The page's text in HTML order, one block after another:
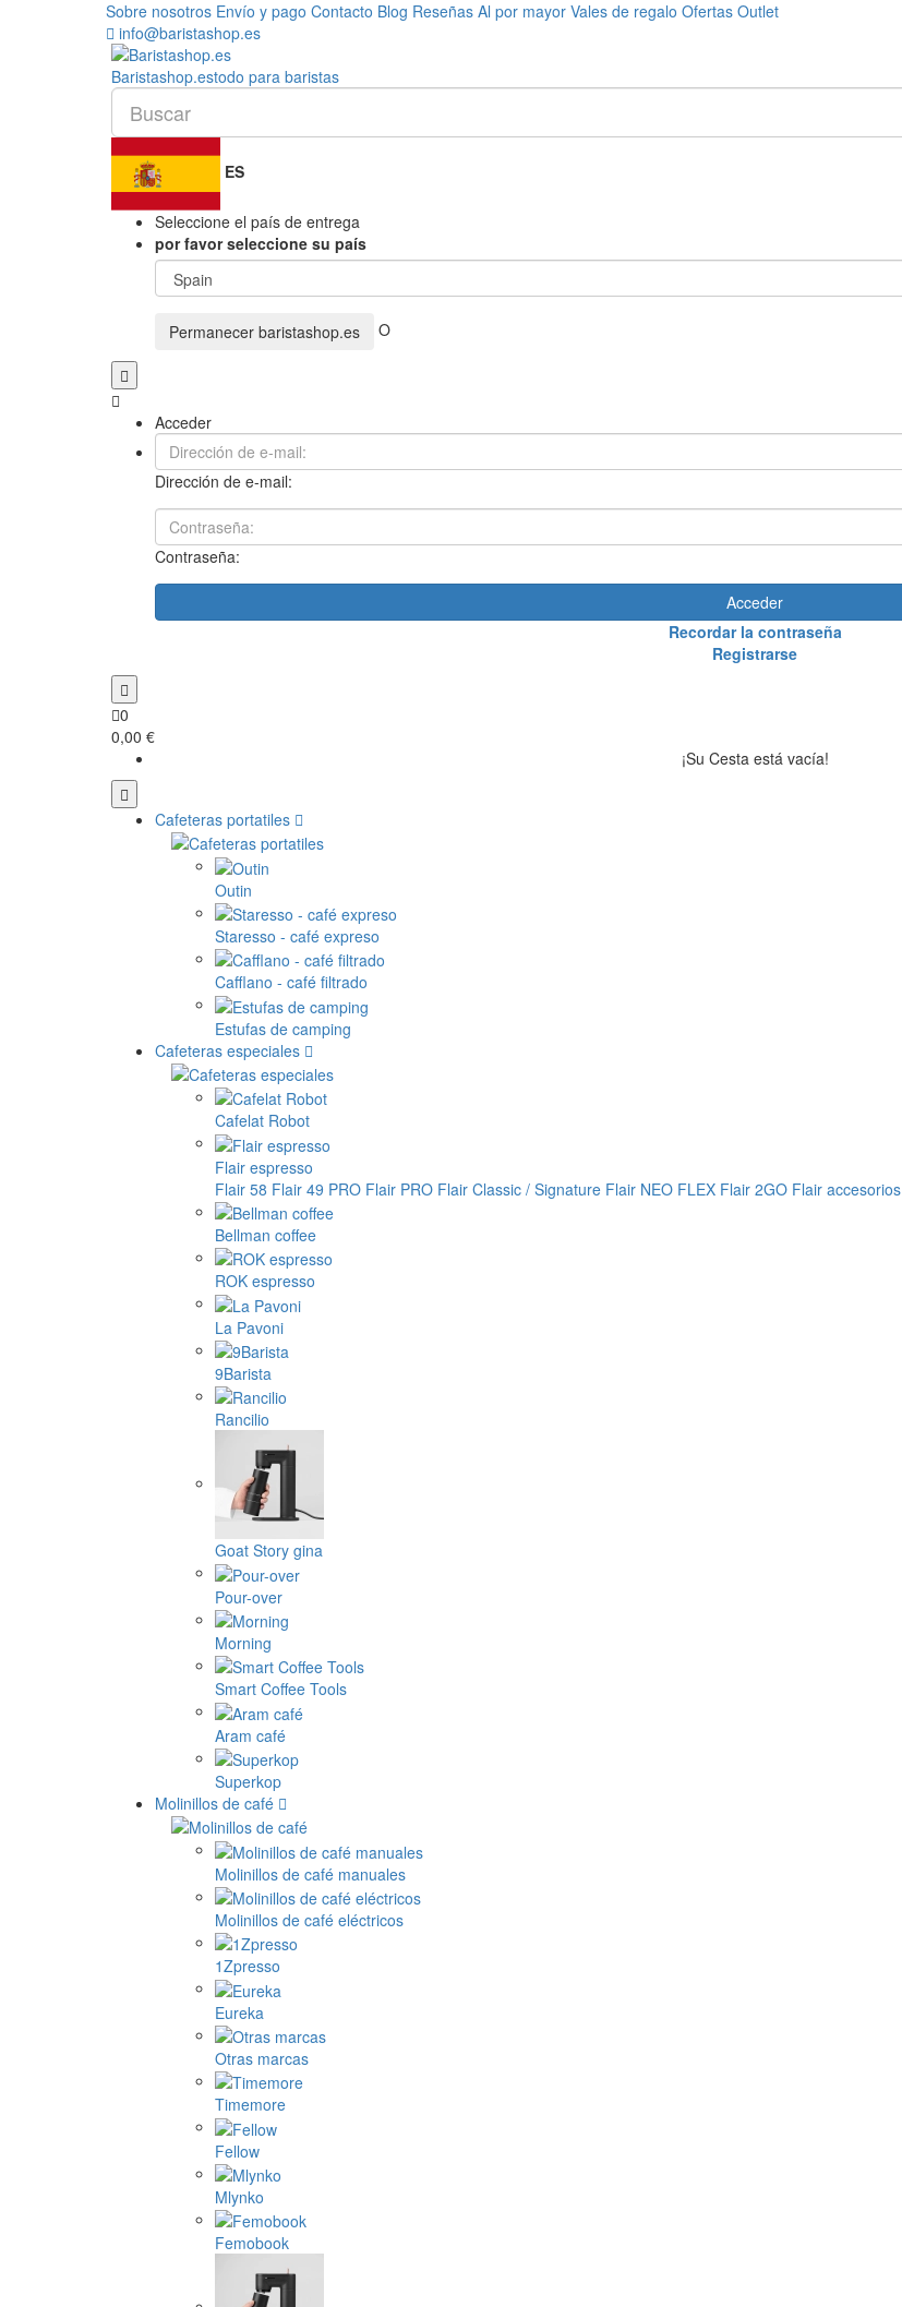
Sobre nosotros Envío y pago Contacto Blog Reseñas Al por mayor Vales de regalo Ofertas Outlet
info@baristashop.es
Baristashop.estodo para baristas
ES
Seleccione el país de entrega
por favor seleccione su país
Permanecer baristashop.es O
Acceder
Dirección de e-mail:
Contraseña:
Acceder
Recordar la contraseña
Registrarse
0
0,00 €
¡Su Cesta está vacía!
Cafeteras portatiles
Outin
Staresso - café expreso
Cafflano - café filtrado
Estufas de camping
Cafeteras especiales
Cafelat Robot
Flair espresso
Flair 58 Flair 49 PRO Flair PRO Flair Classic / Signature Flair NEO FLEX Flair 2GO Flair accesorios
Bellman coffee
ROK espresso
La Pavoni
9Barista
Rancilio
Goat Story gina
Pour-over
Morning
Smart Coffee Tools
Aram café
Superkop
Molinillos de café
Molinillos de café manuales
Molinillos de café eléctricos
1Zpresso
Eureka
Otras marcas
Timemore
Fellow
Mlynko
Femobook